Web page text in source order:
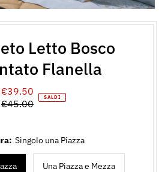
Letto Bosco
Flanella
Prezzo
di
€39.50
Prezzo
€45.00
SALDI
Singolo una Piazza
Una Piazza e Mezza